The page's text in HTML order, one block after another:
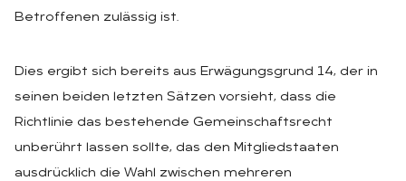
Betroffenen zulässig ist.
Dies ergibt sich bereits aus Erwägungsgrund 14, der in
seinen beiden letzten Sätzen vorsieht, dass die
Richtlinie das bestehende Gemeinschaftsrecht
unberührt lassen sollte, das den Mitgliedstaaten
ausdrücklich die Wahl zwischen mehreren